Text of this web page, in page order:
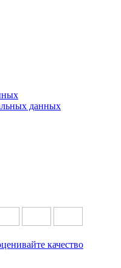
данных